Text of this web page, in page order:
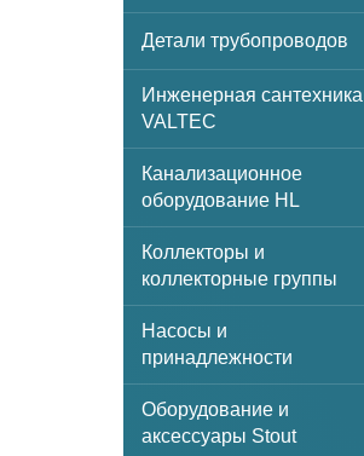
Детали трубопроводов
Инженерная сантехника
VALTEC
Канализационное
оборудование HL
Коллекторы и
коллекторные группы
Насосы и
принадлежности
Оборудование и
аксессуары Stout